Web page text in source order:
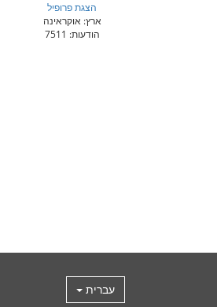
הצגת פרופיל
ארץ: אוקראינה
הודעות: 7511
עברית